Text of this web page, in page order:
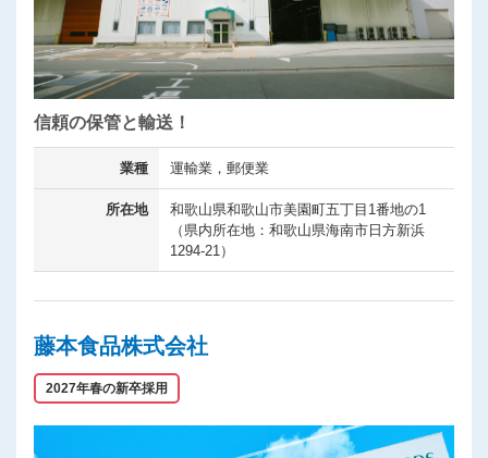
信頼の保管と輸送！
業種 運輸業，郵便業
所在地
和歌山県和歌山市美園町五丁目1番地の1
（県内所在地：和歌山県海南市日方新浜
1294-21）
藤本食品株式会社
2027年春の新卒採用